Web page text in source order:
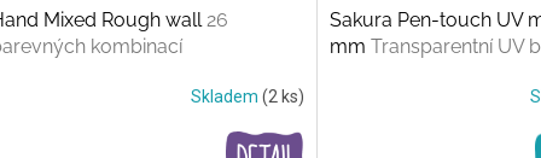
Mixed Rough wall26
kombinací
Skladem (2 ks)
Sakura Pen-touch UV
mm Transparentní UV